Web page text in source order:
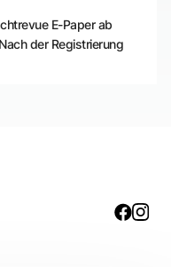
E-Paper ab
der Registrierung